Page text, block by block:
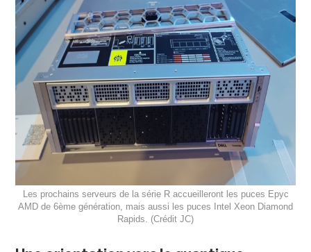
Les prochains serveurs de la série R accueilleront les puces Epyc
AMD de 6ème génération, mais aussi les puces Intel Xeon Diamond
Rapids. (Crédit JC)